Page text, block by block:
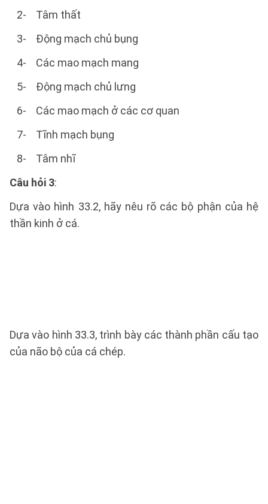
2- Tâm thất
3- Động mạch chủ bụng
4- Các mao mạch mang
5- Động mạch chủ lưng
6- Các mao mạch ở các cơ quan
7- Tĩnh mạch bụng
8- Tâm nhĩ
Câu hỏi 3:
Dựa vào hình 33.2, hãy nêu rõ các bộ phận của hệ
thần kinh ở cá.
Dựa vào hình 33.3, trình bày các thành phần cấu tạo
của não bộ của cá chép.